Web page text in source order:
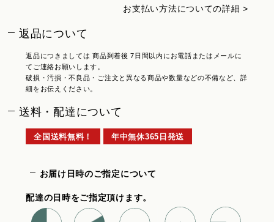
お支払い方法についての詳細 >
返品について
返品につきましては 商品到着後 7日間以内にお電話またはメールに
てご連絡お願いします。
破損・汚損・不良品・ご注文と異なる商品や数量などの不備など、詳
細をお伝えください。
送料・配達について
全国送料無料！ 年中無休365日発送
お届け日時のご指定について
配達の日時をご指定頂けます。